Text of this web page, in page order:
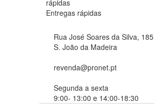
Entregas rápidas
Rua José Soares da Silva, 185
S. João da Madeira
revenda@pronet.pt
Segunda a sexta
9:00- 13:00 e 14:00-18:30